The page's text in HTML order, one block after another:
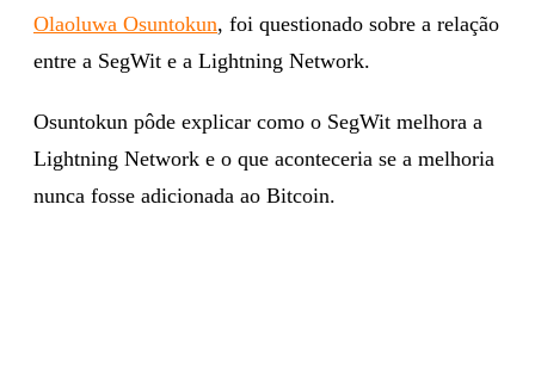
Olaoluwa Osuntokun, foi questionado sobre a relação
entre a SegWit e a Lightning Network.
Osuntokun pôde explicar como o SegWit melhora a
Lightning Network e o que aconteceria se a melhoria
nunca fosse adicionada ao Bitcoin.